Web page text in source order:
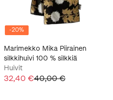
-20%
Marimekko Mika Piirainen
silkkihuivi 100 % silkkiä
Huivit
32,40 €40,00 €